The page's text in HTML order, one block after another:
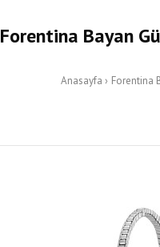
Forentina Bayan
Anasayfa Forentina